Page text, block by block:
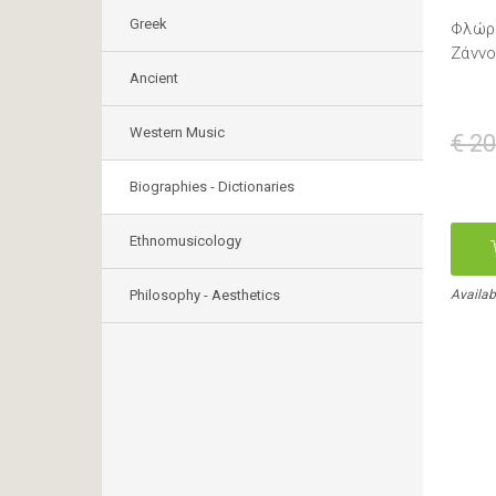
Greek
Ancient
Western Music
Biographies - Dictionaries
Ethnomusicology
Philosophy - Aesthetics
€